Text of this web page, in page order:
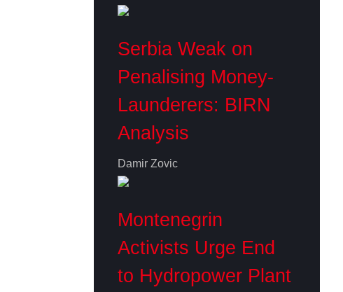
Serbia Weak on
Penalising Money-
Launderers: BIRN
Analysis
Damir Zovic
Montenegrin
Activists Urge End
to Hydropower Plant